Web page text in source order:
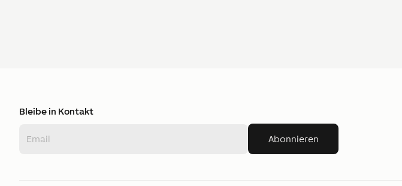
Bleibe in Kontakt
Abonnieren